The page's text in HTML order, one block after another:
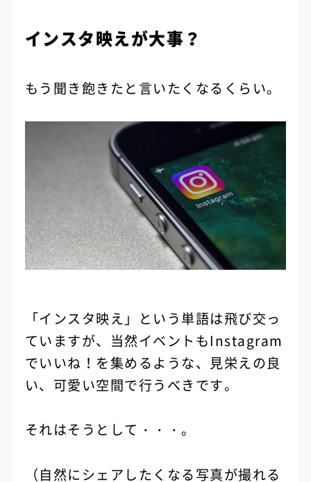
インスタ映えが大事？
もう聞き飽きたと言いたくなるくらい。
「インスタ映え」という単語は飛び交っ
ていますが、当然イベントもInstagram
でいいね！を集めるような、見栄えの良
い、可愛い空間で行うべきです。
それはそうとして・・・。
（自然にシェアしたくなる写真が撮れる